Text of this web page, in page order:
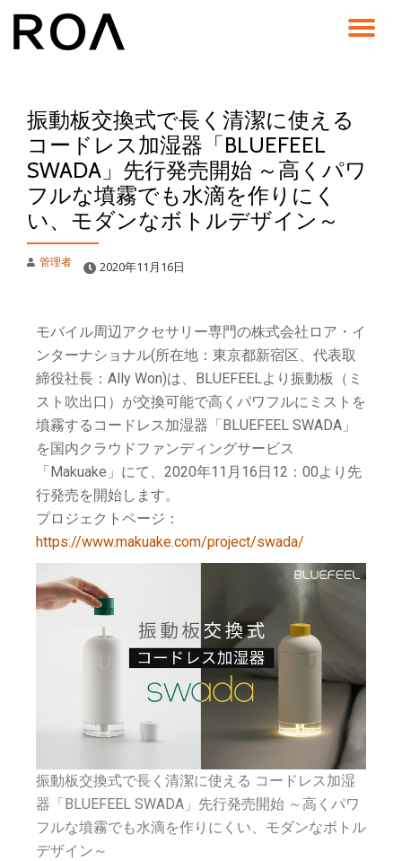
振動板交換式で長く清潔に使える
コードレス加湿器「BLUEFEEL
SWADA」先行発売開始 ～高くパワ
フルな墳霧でも水滴を作りにく
い、モダンなボトルデザイン～
管理者 2020年11月16日
モバイル周辺アクセサリー専門の株式会社ロア・イ
ンターナショナル(所在地：東京都新宿区、代表取
締役社長：Ally Won)は、BLUEFEELより振動板（ミ
スト吹出口）が交換可能で高くパワフルにミストを
墳霧するコードレス加湿器「BLUEFEEL SWADA」
を国内クラウドファンディングサービス
「Makuake」にて、2020年11月16日12：00より先
行発売を開始します。
プロジェクトページ：
https://www.makuake.com/project/swada/
振動板交換式で長く清潔に使える コードレス加湿
器「BLUEFEEL SWADA」先行発売開始 ～高くパワ
フルな墳霧でも水滴を作りにくい、モダンなボトル
デザイン～